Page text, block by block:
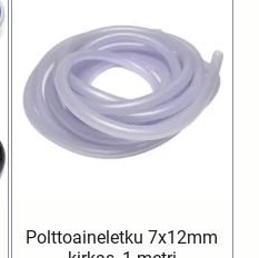
Polttoaineletku 7x12mm